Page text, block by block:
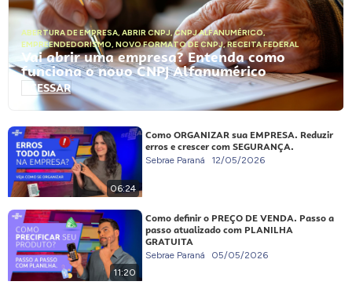
ABERTURA DE EMPRESA, ABRIR CNPJ,CNPJ ALFANUMÉRICO,
EMPREENDEDORISMO, NOVO FORMATO DE CNPJ,RECEITA FEDERAL
Vai abrir uma empresa? Entenda como
funciona o novo CNPJ Alfanumérico
ACESSAR
06:24
Como ORGANIZAR sua EMPRESA. Reduzir
erros e crescer com SEGURANÇA.
Sebrae Paraná 12/05/2026
11:20
Como definir o PREÇO DE VENDA. Passo a
passo atualizado com PLANILHA
GRATUITA
Sebrae Paraná 05/05/2026